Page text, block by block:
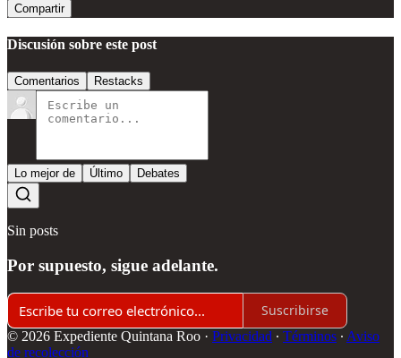
Compartir
Discusión sobre este post
Comentarios Restacks
Lo mejor de Último Debates
Sin posts
Por supuesto, sigue adelante.
Suscribirse
© 2026 Expediente Quintana Roo · Privacidad ∙ Términos ∙ Aviso
de recolección